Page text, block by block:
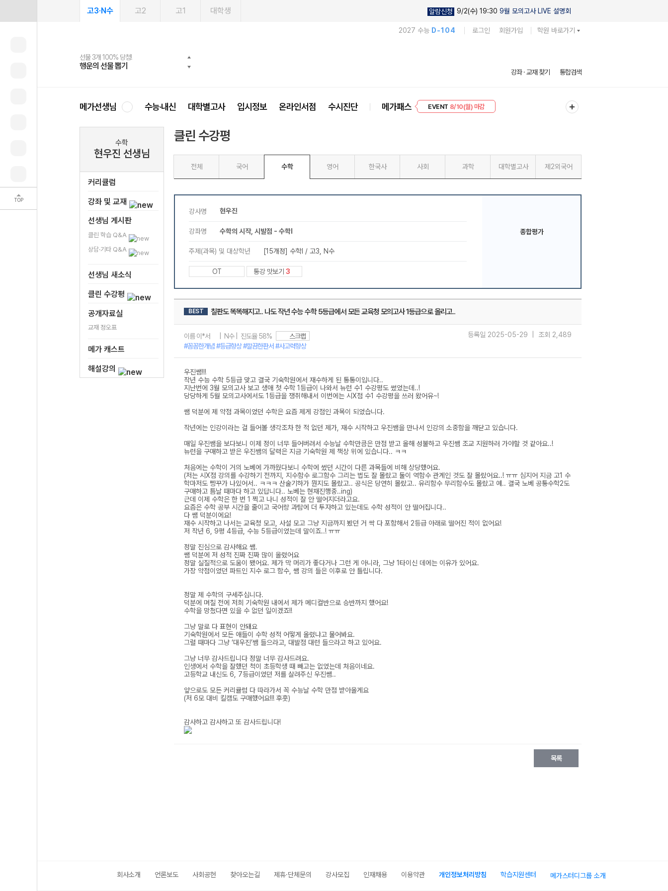
TOP
고3·N수 고2 고1 대학생 알람신청 9/2(수) 19:30 9월 모의고사 LIVE 설명회
2027 수능 D-104 로그인 회원가입 학원 바로가기
메가스터디
선물 3개 100% 당첨!
행운의 선물 뽑기
선물 100% 증정!
메가스터디 X 올리브
여름방학 스터디 캐시백
메가런 썸머스쿨
2027 러셀 단과
강사 공개선발
스마트러닝앱
설문 EVENT
메가패스
3일 무료 체험권
메가패스 수강생 무료혜택!
메가클럽 멤버십
사회공헌 캠페인
희망이룸 메가나눔
강좌 · 교재 찾기 통합검색
메가선생님 수능·내신 대학별고사 입시정보 온라인서점 수시진단 메가패스
EVENT 8/10(월) 마감
수학
현우진 선생님
커리큘럼
강좌 및 교재
선생님 게시판
클린 학습 Q&A
상담·기타 Q&A
선생님 새소식
클린 수강평
공개자료실
교재 정오표
메가 캐스트
해설강의
클린 수강평
전체 국어 수학 영어 한국사 사회 과학 대학별고사 제2외국어
회사소개 언론보도 사회공헌 찾아오는길 제휴·단체문의 강사모집 인재채용 이용약관 개인정보처리방침 학습지원센터 메가스터디그룹 소개